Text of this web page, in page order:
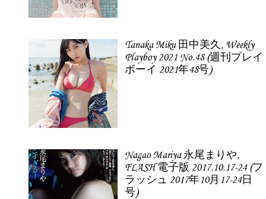
Tanaka Miku 田中美久, Weekly
Playboy 2021 No.48 (週刊プレイ
ボーイ 2021年48号)
Nagao Mariya 永尾まりや,
FLASH 電子版 2017.10.17-24 (フ
ラッシュ 2017年10月17-24日
号)